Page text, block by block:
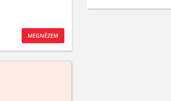
MEGNÉZEM